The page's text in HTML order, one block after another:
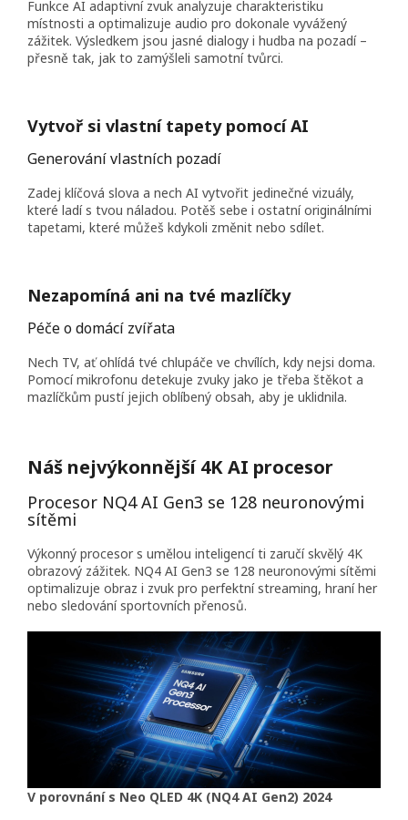
Funkce AI adaptivní zvuk analyzuje charakteristiku
místnosti a optimalizuje audio pro dokonale vyvážený
zážitek. Výsledkem jsou jasné dialogy i hudba na pozadí –
přesně tak, jak to zamýšleli samotní tvůrci.
Vytvoř si vlastní tapety pomocí AI
Generování vlastních pozadí
Zadej klíčová slova a nech AI vytvořit jedinečné vizuály,
které ladí s tvou náladou. Potěš sebe i ostatní originálními
tapetami, které můžeš kdykoli změnit nebo sdílet.
Nezapomíná ani na tvé mazlíčky
Péče o domácí zvířata
Nech TV, ať ohlídá tvé chlupáče ve chvílích, kdy nejsi doma.
Pomocí mikrofonu detekuje zvuky jako je třeba štěkot a
mazlíčkům pustí jejich oblíbený obsah, aby je uklidnila.
Náš nejvýkonnější 4K AI procesor
Procesor NQ4 AI Gen3 se 128 neuronovými
sítěmi
Výkonný procesor s umělou inteligencí ti zaručí skvělý 4K
obrazový zážitek. NQ4 AI Gen3 se 128 neuronovými sítěmi
optimalizuje obraz i zvuk pro perfektní streaming, hraní her
nebo sledování sportovních přenosů.
V porovnání s Neo QLED 4K (NQ4 AI Gen2) 2024